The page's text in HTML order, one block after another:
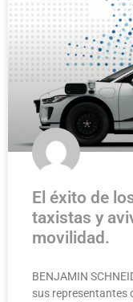
El éxito de
taxistas y
movilidad.
BENJAMIN
sus representantes